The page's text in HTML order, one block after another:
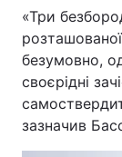
«Три
безумовно,
своєрідні
зазначив